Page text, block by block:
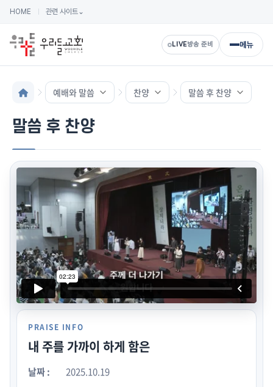
HOME 관련 사이트⌄
LIVE방송 준비 메뉴
예배와 말씀 찬양 말씀 후 찬양
말씀 후 찬양
PRAISE INFO
내 주를 가까이 하게 함은
날짜 : 2025.10.19